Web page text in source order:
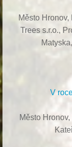
Město
Trees s.r.o.,
Matyska,
V
Město